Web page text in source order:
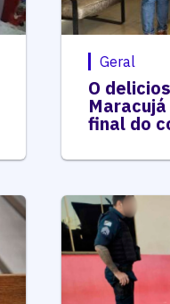
Geral
O
final do